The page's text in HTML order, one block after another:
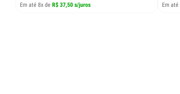
Em até 8x de R$ 37,50 s/juros Em até